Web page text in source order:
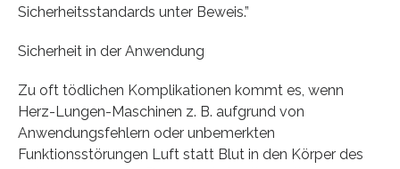
Sicherheitsstandards unter Beweis.”
Sicherheit in der Anwendung
Zu oft tödlichen Komplikationen kommt es, wenn
Herz-Lungen-Maschinen z. B. aufgrund von
Anwendungsfehlern oder unbemerkten
Funktionsstörungen Luft statt Blut in den Körper des